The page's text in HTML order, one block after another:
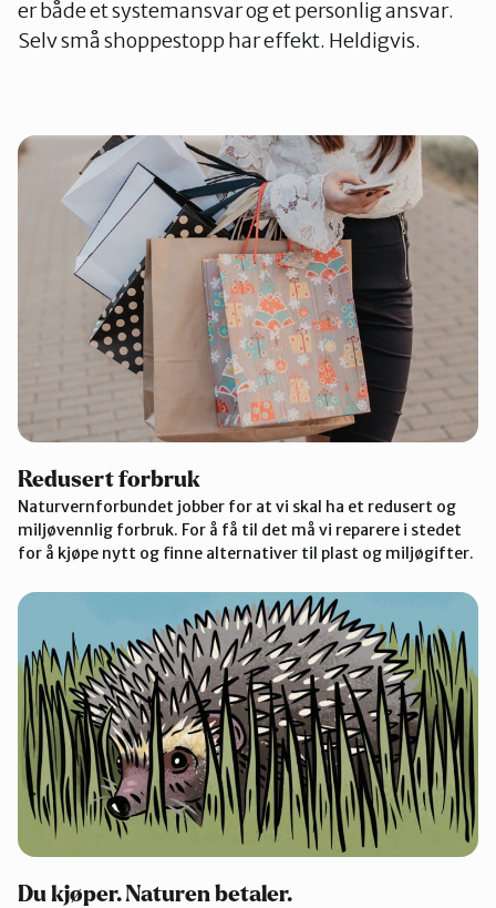
er både et systemansvar og et personlig ansvar.
Selv små shoppestopp har effekt. Heldigvis.
Redusert forbruk
Naturvernforbundet jobber for at vi skal ha et redusert og
miljøvennlig forbruk. For å få til det må vi reparere i stedet
for å kjøpe nytt og finne alternativer til plast og miljøgifter.
Du kjøper. Naturen betaler.